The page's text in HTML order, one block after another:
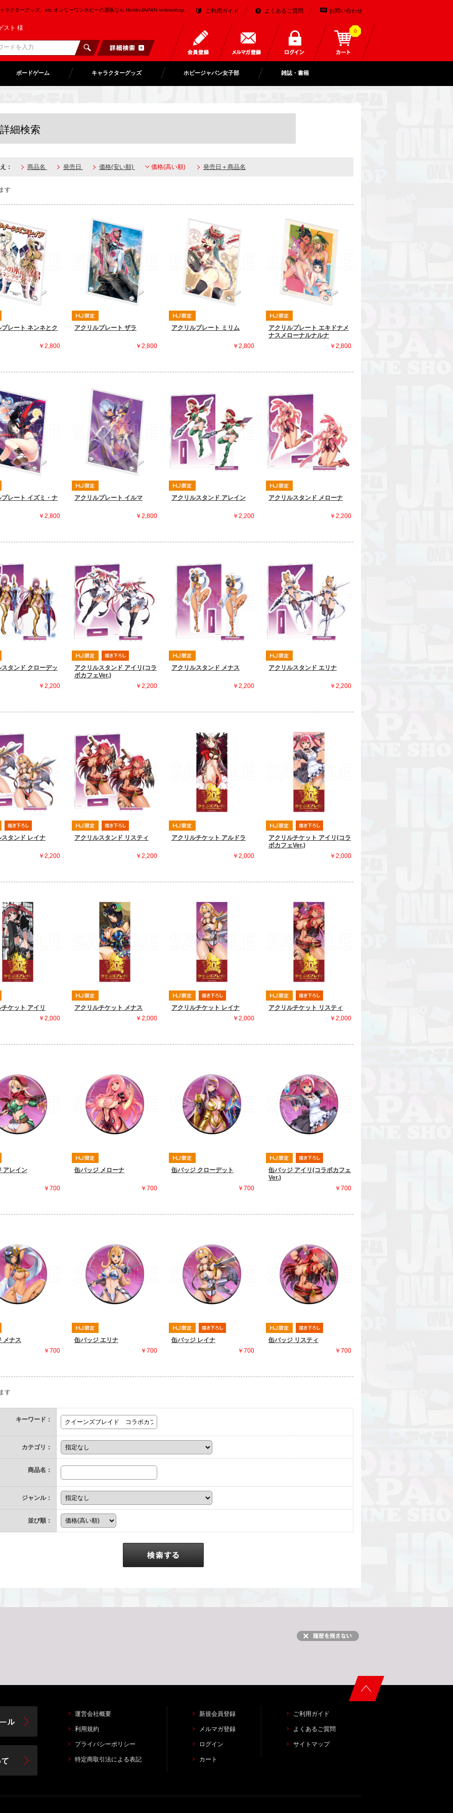
ラクターグッズ、etc オンリーワンホビーの通販なら HobbyJAPAN onlineshop ご利用ガイド よくあるご質問 お問い合わせ
スト 様 0
ボードゲーム キャラクターグッズ ホビージャパン女子部 雑誌・書籍
詳細検索
： 商品名 発売日 価格(安い順) 価格(高い順) 発売日＋商品名
す
レート ネンネとク
￥2,800
アクリルプレート ザラ
￥2,800
アクリルプレート ミリム
￥2,800
アクリルプレート エキドナメ
ナスメローナルナルナ
￥2,800
レート イズミ・ナ
￥2,800
アクリルプレート イルマ
￥2,800
アクリルスタンド アレイン
￥2,200
アクリルスタンド メローナ
￥2,200
タンド クローデッ
￥2,200
アクリルスタンド アイリ(コラ
ボカフェVer.)
￥2,200
アクリルスタンド メナス
￥2,200
アクリルスタンド エリナ
￥2,200
タンド レイナ
￥2,200
アクリルスタンド リスティ
￥2,200
アクリルチケット アルドラ
￥2,000
アクリルチケット アイリ(コラ
ボカフェVer.)
￥2,000
ケット アイリ
￥2,000
アクリルチケット メナス
￥2,000
アクリルチケット レイナ
￥2,000
アクリルチケット リスティ
￥2,000
アレイン
￥700
缶バッジ メローナ
￥700
缶バッジ クローデット
￥700
缶バッジ アイリ(コラボカフェ
Ver.)
￥700
メナス
￥700
缶バッジ エリナ
￥700
缶バッジ レイナ
￥700
缶バッジ リスティ
￥700
す
キーワード：
カテゴリ：
商品名：
ジャンル：
並び順：
運営会社概要
利用規約
プライバシーポリシー
特定商取引法による表記
新規会員登録
メルマガ登録
ログイン
カート
ご利用ガイド
よくあるご質問
サイトマップ